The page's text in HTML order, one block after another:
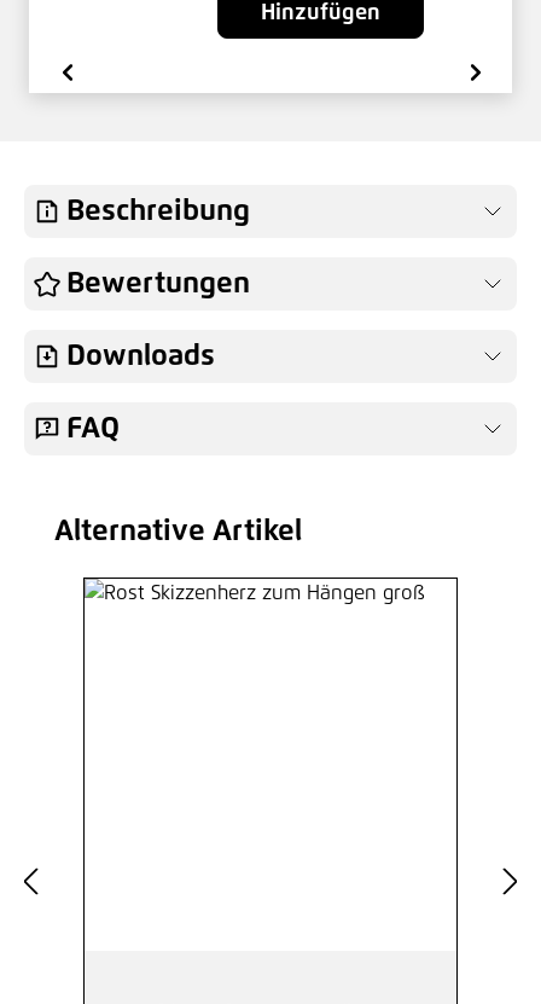
Hinzufügen
Beschreibung
Bewertungen
Downloads
FAQ
Produktgalerie überspringen
Alternative Artikel